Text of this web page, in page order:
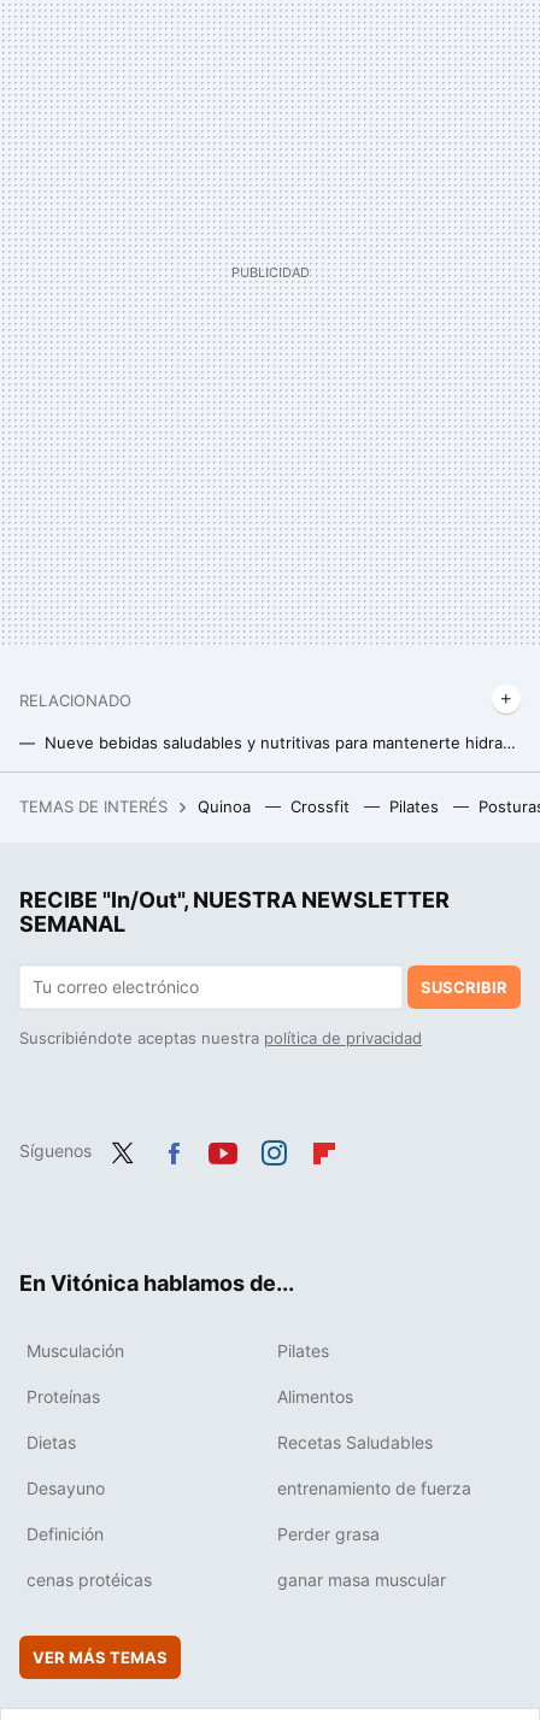
RELACIONADO
Nueve bebidas saludables y nutritivas para mantenerte hidratado en verano (y ninguna es un zumo)
El regalo perfecto para ganarse el corazón de cualquier sibarita del café: podrá prepararlo a su gusto cada mañana
TEMAS DE INTERÉS Quinoa Crossfit Pilates
RECIBE "In/Out", NUESTRA NEWSLETTER
SEMANAL
SUSCRIBIR
Suscribiéndote aceptas nuestra política de privacidad
Síguenos
En Vitónica hablamos de...
Musculación Pilates
Proteínas Alimentos
Dietas Recetas Saludables
Desayuno entrenamiento de fuerza
Definición Perder grasa
cenas protéicas ganar masa muscular
VER MÁS TEMAS